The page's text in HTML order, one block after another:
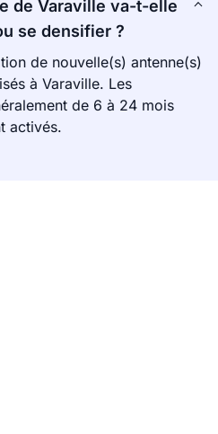
de Varaville va-t-elle
se densifier ?
de nouvelle(s) antenne(s)
à Varaville. Les
de 6 à 24 mois
activés.